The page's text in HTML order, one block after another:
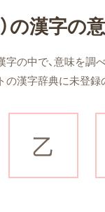
の漢字の
の中で、意味を調
漢字辞典に未登録
乙